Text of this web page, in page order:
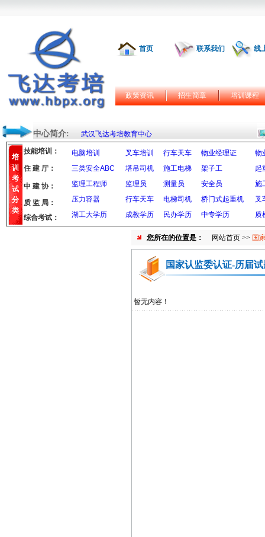
首页 联系我们 线
政策资讯 招生简章 培训课程
中心简介: 武汉飞达考培教育中心
培
训
考
试
分
类
技能培训： 电脑培训 叉车培训 行车天车 物业经理证
物
三类安全ABC
塔吊司机 施工电梯 架子工
起
监理工程师
监理员 测量员 安全员
施
压力容器
行车天车 电梯司机 桥门式起重机
叉
湖工大学历
成教学历 民办学历 中专学历 质
住 建 厅：
中 建 协：
质 监 局：
综合考试：
您所在的位置是： 网站首页 >> 国
国家认监委认证-历届
暂无内容！